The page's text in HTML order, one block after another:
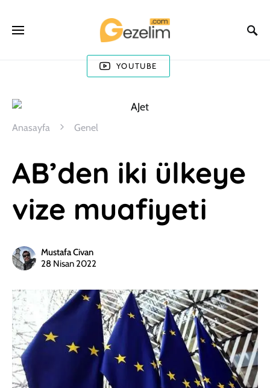
YOUTUBE
Anasayfa Genel
AB’den iki ülkeye
vize muafiyeti
Mustafa Civan
28 Nisan 2022